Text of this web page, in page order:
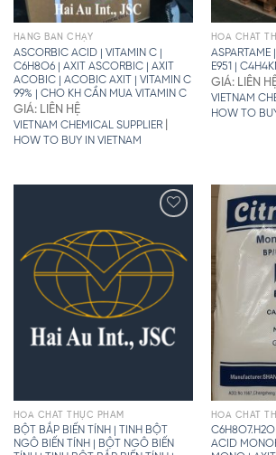
HÀNG BÁN CHẠY
ASCORBIC ACID | VITAMIN C |
C6H8O6 | AXIT ASCORBIC | AXIT
ACOBIC | ACOBIC AXIT | VITAMIN C
99% | CHO KH CẦN MUA VITAMIN C
GIÁ: LIÊN HỆ
VIETNAM CHEMICAL SUPPLIER|
HOW TO BUY IN VIETNAM
HÓA CHẤT
ASPARTAME
E951 |
GIÁ: LIÊN
VIETNAM
HOW TO
HÓA CHẤT THỰC PHẨM
BỘT BẮP BIẾN TÍNH | TINH BỘT
NGÔ BIẾN TÍNH | BỘT NGÔ BIẾN
HÓA CHẤT
ACID